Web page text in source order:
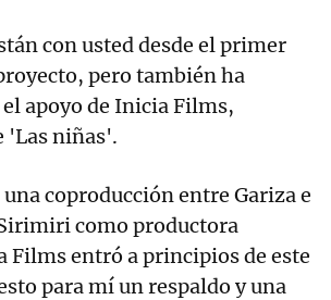
con usted desde el primer
pero también ha
apoyo de Inicia Films,
'Las niñas'.
coproducción entre Gariza e
como productora
Films entró a principios de este
para mí un respaldo y una